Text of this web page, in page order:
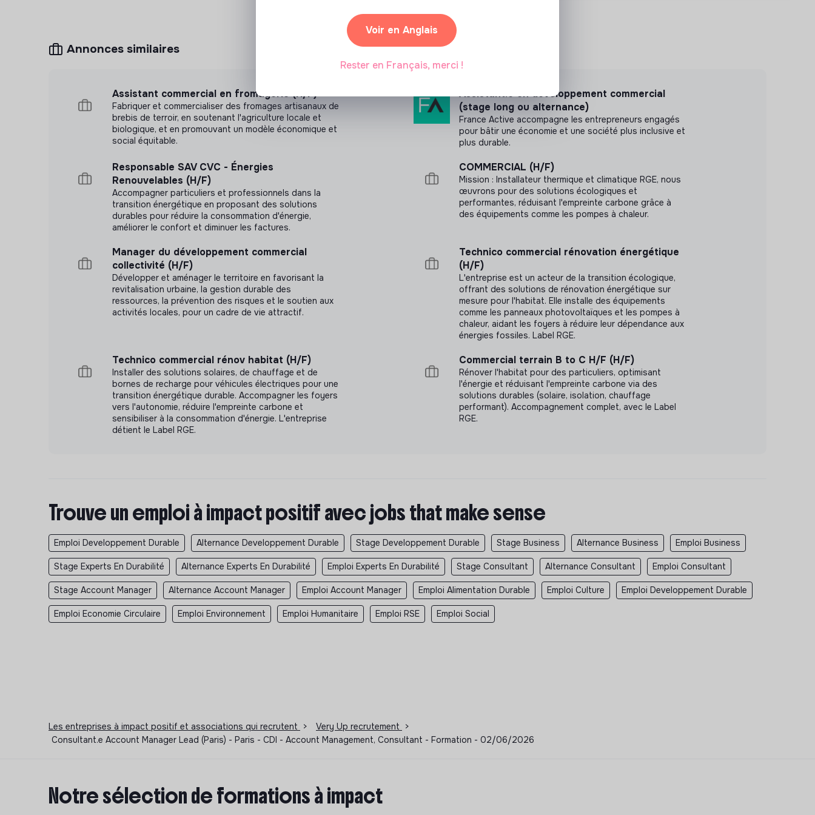
Actionnariat salarié : plus de 80 % des collaborateurs sont actionnaires chez Very Up.
Vous participez à la création de valeur, pas seulement à son exécution
Annonces similaires
Assistant commercial en fromagerie (H/F)
Fabriquer et commercialiser des fromages artisanaux de
brebis de terroir, en soutenant l'agriculture locale et
biologique, et en promouvant un modèle économique et
social équitable.
Assistant.e en développement commercial
(stage long ou alternance)
France Active accompagne les entrepreneurs engagés
pour bâtir une économie et une société plus inclusive et
plus durable.
Responsable SAV CVC - Énergies
Renouvelables (H/F)
Accompagner particuliers et professionnels dans la
transition énergétique en proposant des solutions
durables pour réduire la consommation d'énergie,
améliorer le confort et diminuer les factures.
COMMERCIAL (H/F)
Mission : Installateur thermique et climatique RGE, nous
œuvrons pour des solutions écologiques et
performantes, réduisant l'empreinte carbone grâce à
des équipements comme les pompes à chaleur.
Manager du développement commercial
collectivité (H/F)
Développer et aménager le territoire en favorisant la
revitalisation urbaine, la gestion durable des
ressources, la prévention des risques et le soutien aux
activités locales, pour un cadre de vie attractif.
Technico commercial rénovation énergétique
(H/F)
L'entreprise est un acteur de la transition écologique,
offrant des solutions de rénovation énergétique sur
mesure pour l'habitat. Elle installe des équipements
comme les panneaux photovoltaïques et les pompes à
chaleur, aidant les foyers à réduire leur dépendance aux
énergies fossiles. Label RGE.
Technico commercial rénov habitat (H/F)
Installer des solutions solaires, de chauffage et de
bornes de recharge pour véhicules électriques pour une
transition énergétique durable. Accompagner les foyers
vers l'autonomie, réduire l'empreinte carbone et
sensibiliser à la consommation d'énergie. L'entreprise
détient le Label RGE.
Commercial terrain B to C H/F (H/F)
Rénover l'habitat pour des particuliers, optimisant
l'énergie et réduisant l'empreinte carbone via des
solutions durables (solaire, isolation, chauffage
performant). Accompagnement complet, avec le Label
RGE.
Trouve un emploi à impact positif avec jobs that make sense
Emploi Developpement Durable Alternance Developpement Durable Stage Developpement Durable Stage Business Alternance Business Emploi Business
Stage Experts En Durabilité Alternance Experts En Durabilité Emploi Experts En Durabilité Stage Consultant Alternance Consultant Emploi Consultant
Stage Account Manager Alternance Account Manager Emploi Account Manager Emploi Alimentation Durable Emploi Culture Emploi Developpement Durable
Emploi Economie Circulaire Emploi Environnement Emploi Humanitaire Emploi RSE Emploi Social
Les entreprises à impact positif et associations qui recrutent > Very Up recrutement
>
Consultant.e Account Manager Lead (Paris) - Paris - CDI - Account Management, Consultant - Formation - 02/06/2026
Notre sélection de formations à impact
Voir en Anglais
Rester en Français, merci !